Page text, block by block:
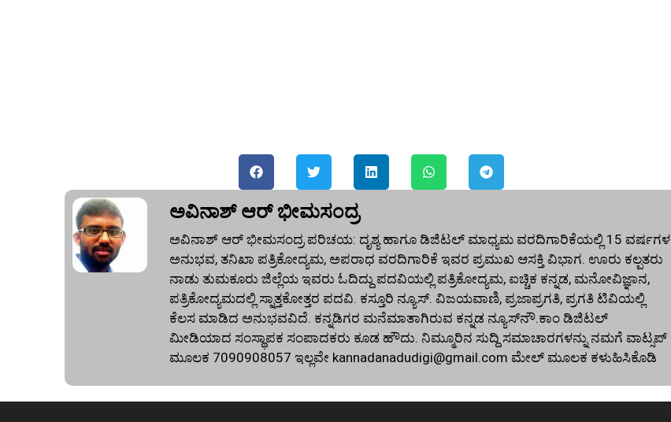
ಅವಿನಾಶ್‌ ಆರ್‌ ಭೀಮಸಂದ್ರ
ಅವಿನಾಶ್‌ ಆರ್‌ ಭೀಮಸಂದ್ರ ಪರಿಚಯ: ದೃಶ್ಯ ಹಾಗೂ ಡಿಜಿಟಲ್ ಮಾಧ್ಯಮ ವರದಿಗಾರಿಕೆಯಲ್ಲಿ 15 ವರ್ಷಗಳ
ಅನುಭವ, ತನಿಖಾ ಪತ್ರಿಕೋದ್ಯಮ, ಅಪರಾಧ ವರದಿಗಾರಿಕೆ ಇವರ ಪ್ರಮುಖ ಆಸಕ್ತಿ ವಿಭಾಗ. ಊರು ಕಲ್ಪತರು
ನಾಡು ತುಮಕೂರು ಜಿಲ್ಲೆಯ ಇವರು ಓದಿದ್ದು ಪದವಿಯಲ್ಲಿ ಪತ್ರಿಕೋದ್ಯಮ, ಐಚ್ಚಿಕ ಕನ್ನಡ, ಮನೋವಿಜ್ಞಾನ,
ಪತ್ರಿಕೋದ್ಯಮದಲ್ಲಿ ಸ್ನಾತ್ತಕೋತ್ತರ ಪದವಿ. ಕಸ್ತೂರಿ ನ್ಯೂಸ್‌. ವಿಜಯವಾಣಿ, ಪ್ರಜಾಪ್ರಗತಿ, ಪ್ರಗತಿ ಟಿವಿಯಲ್ಲಿ
ಕೆಲಸ ಮಾಡಿದ ಅನುಭವವಿದೆ. ಕನ್ನಡಿಗರ ಮನೆಮಾತಾಗಿರುವ ಕನ್ನಡ ನ್ಯೂಸ್‌ನೌ.ಕಾಂ ಡಿಜಿಟಲ್‌
ಮೀಡಿಯಾದ ಸಂಸ್ಥಾಪಕ ಸಂಪಾದಕರು ಕೂಡ ಹೌದು. ನಿಮ್ಮೂರಿನ ಸುದ್ದಿ ಸಮಾಚಾರಗಳನ್ನು ನಮಗೆ ವಾಟ್ಸಪ್‌
ಮೂಲಕ 7090908057 ಇಲ್ಲವೇ kannadanadudigi@gmail.com ಮೇಲ್‌ ಮೂಲಕ ಕಳುಹಿಸಿಕೊಡಿ